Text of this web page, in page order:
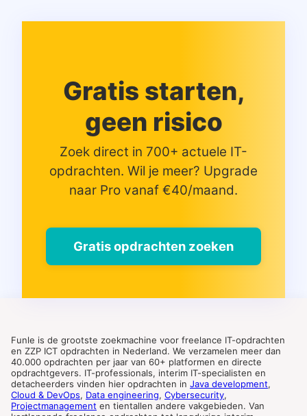
Gratis starten,
geen risico
Zoek direct in 700+ actuele IT-
opdrachten. Wil je meer? Upgrade
naar Pro vanaf €40/maand.
Gratis opdrachten zoeken
Funle is de grootste zoekmachine voor freelance IT-opdrachten
en ZZP ICT opdrachten in Nederland. We verzamelen meer dan
40.000 opdrachten per jaar van 60+ platformen en directe
opdrachtgevers. IT-professionals, interim IT-specialisten en
detacheerders vinden hier opdrachten in Java development,
Cloud & DevOps, Data engineering, Cybersecurity,
Projectmanagement en tientallen andere vakgebieden. Van